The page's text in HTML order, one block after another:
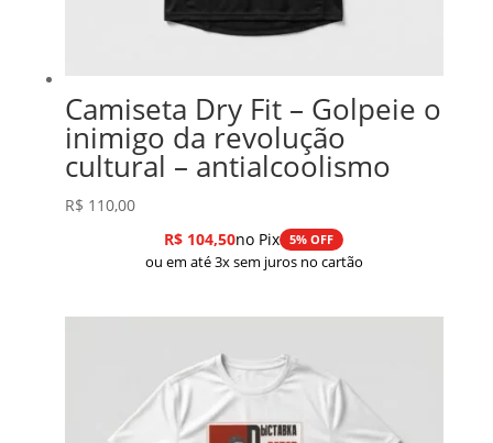
Camiseta Dry Fit – Golpeie o
inimigo da revolução
cultural – antialcoolismo
R$ 110,00
R$ 104,50no Pix 5% OFF
ou em até 3x sem juros no cartão